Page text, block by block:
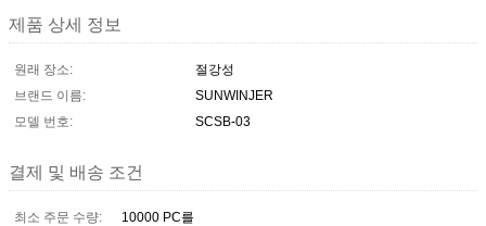
제품 상세 정보
원래 장소:
절강성
브랜드 이름:
SUNWINJER
모델 번호:
SCSB-03
결제 및 배송 조건
최소 주문 수량:
10000 PC를